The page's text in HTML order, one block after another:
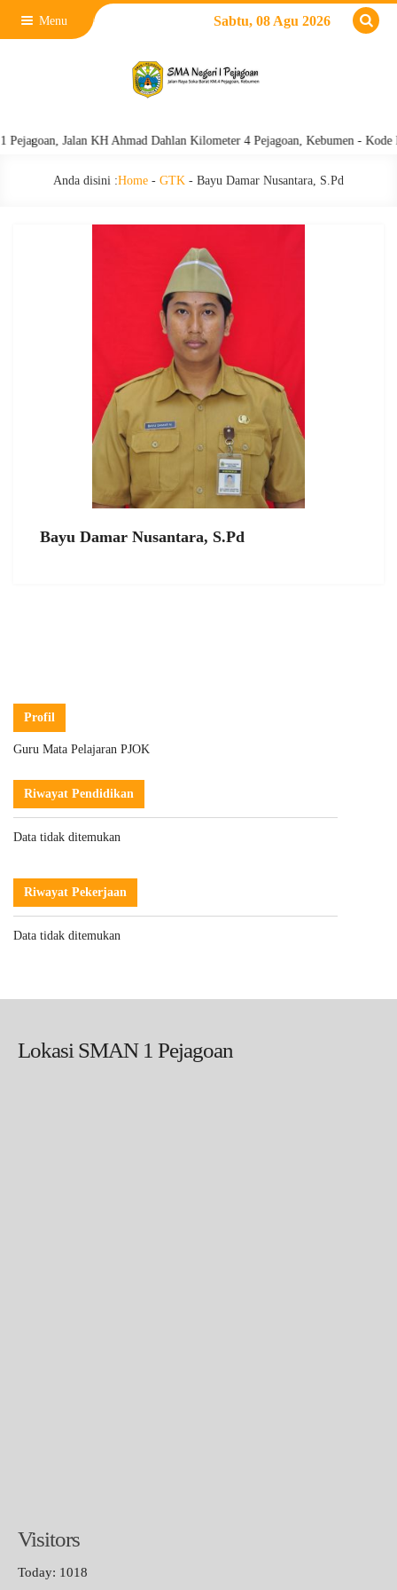
Menu Sabtu, 08 Agu 2026
Jalan KH Ahmad Dahlan Kilometer 4 Pejagoan, Kebumen - Kode
Anda disini :Home - GTK - Bayu Damar Nusantara, S.Pd
Bayu Damar Nusantara, S.Pd
Profil
Guru Mata Pelajaran PJOK
Riwayat Pendidikan
Data tidak ditemukan
Riwayat Pekerjaan
Data tidak ditemukan
Lokasi SMAN 1 Pejagoan
Visitors
Today: 1018